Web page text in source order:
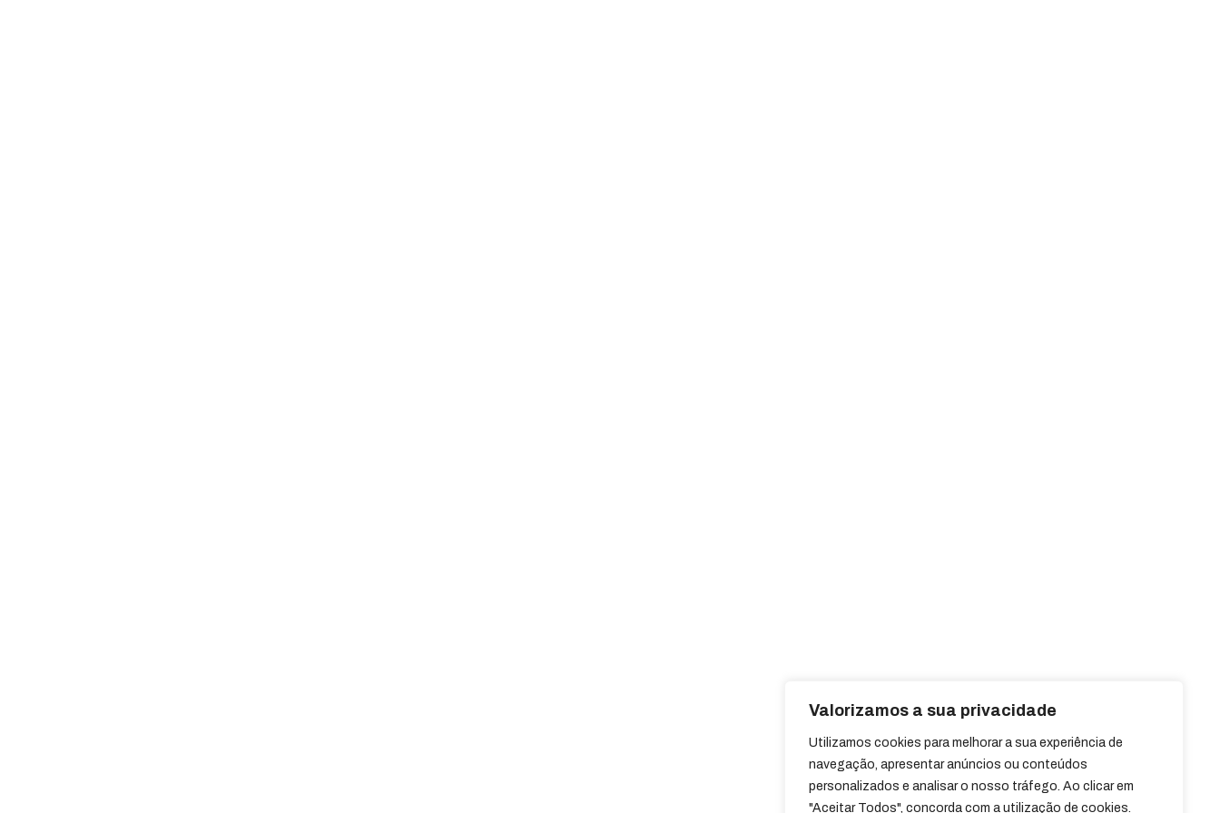
Valorizamos a sua privacidade
Utilizamos cookies para melhorar a sua experiência de
navegação, apresentar anúncios ou conteúdos
personalizados e analisar o nosso tráfego. Ao clicar em
"Aceitar Todos", concorda com a utilização de cookies.